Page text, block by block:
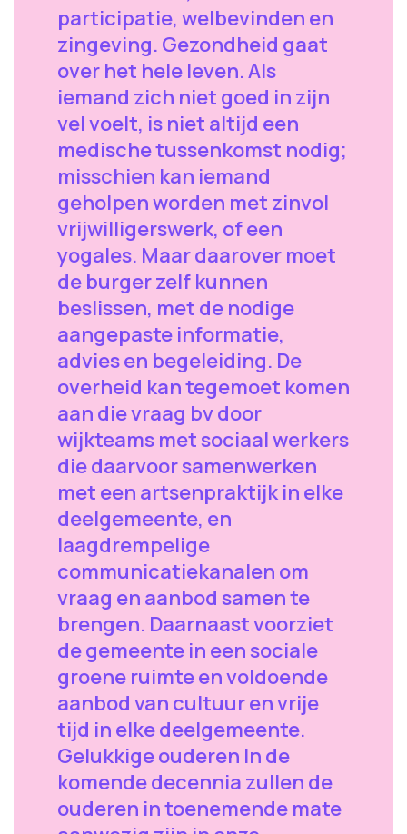
participatie, welbevinden en
zingeving. Gezondheid gaat
over het hele leven. Als
iemand zich niet goed in zijn
vel voelt, is niet altijd een
medische tussenkomst nodig;
misschien kan iemand
geholpen worden met zinvol
vrijwilligerswerk, of een
yogales. Maar daarover moet
de burger zelf kunnen
beslissen, met de nodige
aangepaste informatie,
advies en begeleiding. De
overheid kan tegemoet komen
aan die vraag bv door
wijkteams met sociaal werkers
die daarvoor samenwerken
met een artsenpraktijk in elke
deelgemeente, en
laagdrempelige
communicatiekanalen om
vraag en aanbod samen te
brengen. Daarnaast voorziet
de gemeente in een sociale
groene ruimte en voldoende
aanbod van cultuur en vrije
tijd in elke deelgemeente.
Gelukkige ouderen In de
komende decennia zullen de
ouderen in toenemende mate